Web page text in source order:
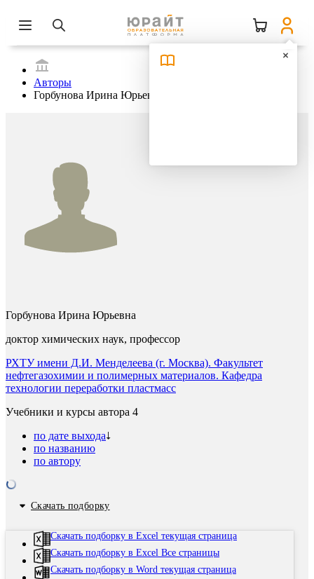
Авторы
Горбунова Ирина Юрьевна
Горбунова Ирина Юрьевна
доктор химических наук, профессор
РХТУ имени Д.И. Менделеева (г. Москва). Факультет
нефтегазохимии и полимерных материалов. Кафедра
технологии переработки пластмасс
Учебники и курсы автора 4
по дате выхода
по названию
по автору
Скачать подборку
Скачать подборку в Excel текущая страница
Скачать подборку в Excel Все страницы
Скачать подборку в Word текущая страница